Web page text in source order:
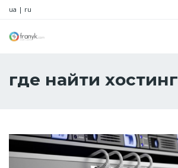
ua | ru
где найти хостинг